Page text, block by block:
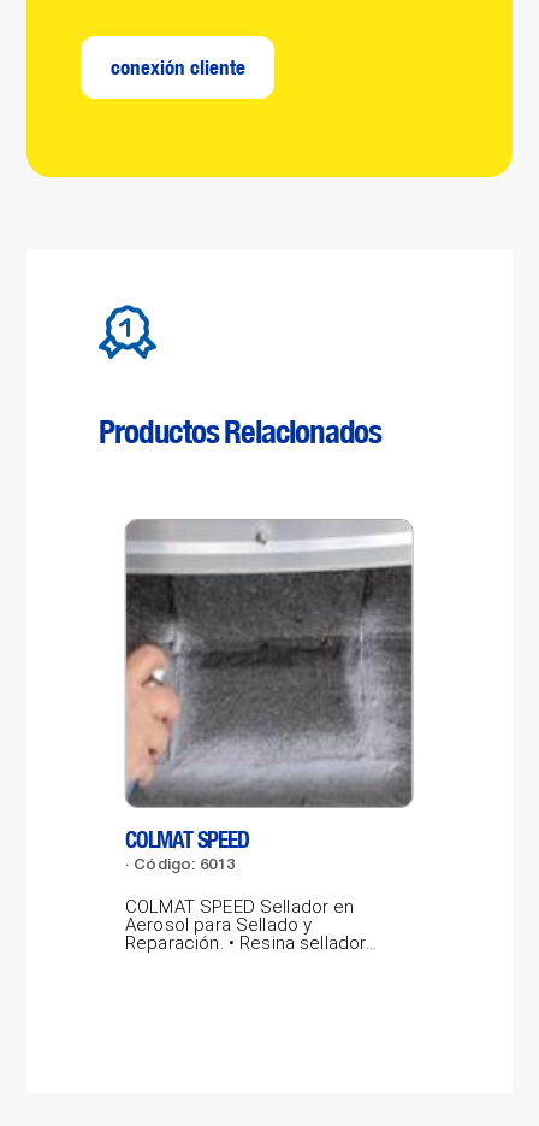
conexión cliente
Productos Relacionados
COLMAT SPEED
Código: 6013
COLMAT SPEED Sellador en
Aerosol para Sellado y
Reparación. • Resina selladora